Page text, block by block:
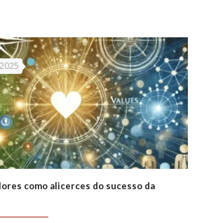
como alicerces do sucesso da